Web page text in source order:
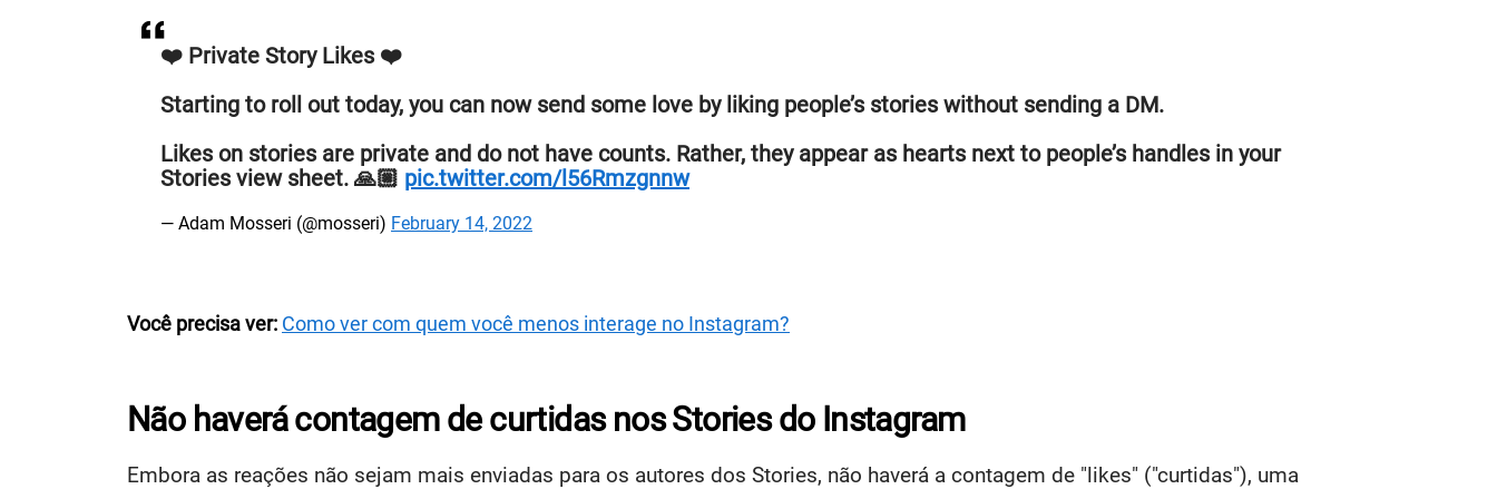
❤️ Private Story Likes ❤️
Starting to roll out today, you can now send some love by liking people’s stories without sending a DM.
Likes on stories are private and do not have counts. Rather, they appear as hearts next to people’s handles in your
Stories view sheet. 🙏🏼 pic.twitter.com/l56Rmzgnnw
— Adam Mosseri (@mosseri) February 14, 2022
Você precisa ver: Como ver com quem você menos interage no Instagram?
Não haverá contagem de curtidas nos Stories do Instagram
Embora as reações não sejam mais enviadas para os autores dos Stories, não haverá a contagem de "likes" ("curtidas"), uma